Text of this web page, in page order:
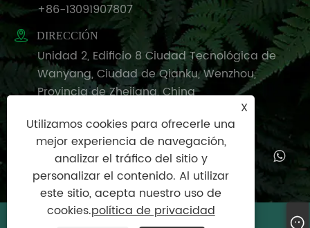
+86-13091907807
 DIRECCIÓN
Unidad 2, Edificio 8 Ciudad Tecnológica de
Wanyang, Ciudad de Qianku, Wenzhou,
Provincia de Zhejiang, China
X
Utilizamos cookies para ofrecerle una
mejor experiencia de navegación,
analizar el tráfico del sitio y
personalizar el contenido. Al utilizar
este sitio, acepta nuestro uso de
cookies.política de privacidad